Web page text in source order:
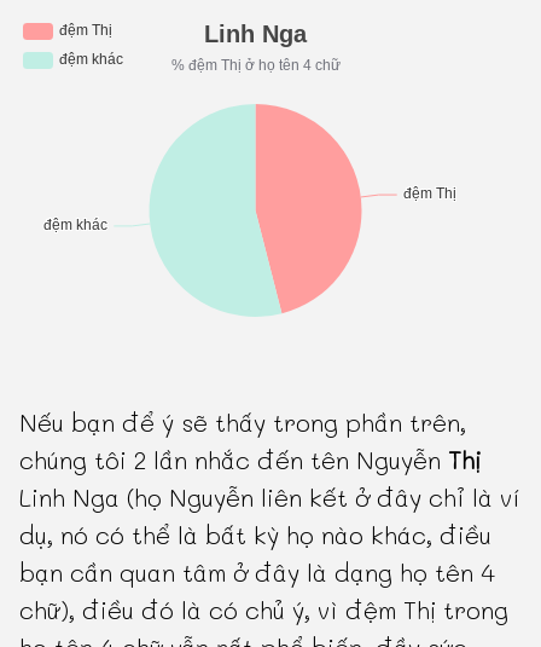
Nếu bạn để ý sẽ thấy trong phần trên,
chúng tôi 2 lần nhắc đến tên Nguyễn Thị
Linh Nga (họ Nguyễn liên kết ở đây chỉ là ví
dụ, nó có thể là bất kỳ họ nào khác, điều
bạn cần quan tâm ở đây là dạng họ tên 4
chữ), điều đó là có chủ ý, vì đệm Thị trong